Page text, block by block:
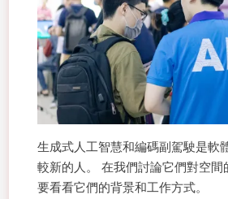
生成式人工智慧和編碼副駕駛是軟
較新的人。 在我們討論它們對空
要看看它們的背景和工作方式。